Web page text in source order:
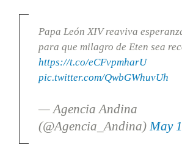
Papa León XIV reaviva
para que milagro de Eten sea
https://t.co/eCFvpmharU
pic.twitter.com/QwbGWhuvUh
— Agencia Andina
(@Agencia_Andina) May